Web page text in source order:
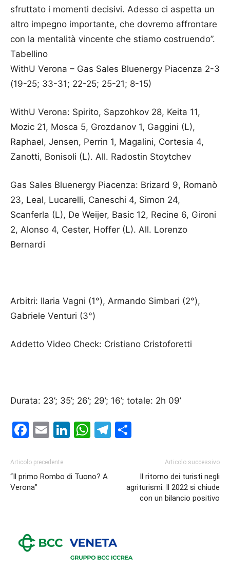
sfruttato i momenti decisivi. Adesso ci aspetta un
altro impegno importante, che dovremo affrontare
con la mentalità vincente che stiamo costruendo”.
Tabellino
WithU Verona – Gas Sales Bluenergy Piacenza 2-3
(19-25; 33-31; 22-25; 25-21; 8-15)
WithU Verona: Spirito, Sapzohkov 28, Keita 11,
Mozic 21, Mosca 5, Grozdanov 1, Gaggini (L),
Raphael, Jensen, Perrin 1, Magalini, Cortesia 4,
Zanotti, Bonisoli (L). All. Radostin Stoytchev
Gas Sales Bluenergy Piacenza: Brizard 9, Romanò
23, Leal, Lucarelli, Caneschi 4, Simon 24,
Scanferla (L), De Weijer, Basic 12, Recine 6, Gironi
2, Alonso 4, Cester, Hoffer (L). All. Lorenzo
Bernardi
Arbitri: Ilaria Vagni (1°), Armando Simbari (2°),
Gabriele Venturi (3°)
Addetto Video Check: Cristiano Cristoforetti
Durata: 23’; 35’; 26’; 29’; 16’; totale: 2h 09’
Facebook
EmailLinkedIn
WhatsApp
Telegram
Articolo precedente
“Il primo Rombo di Tuono? A
Verona”
Articolo successivo
Il ritorno dei turisti negli
agriturismi. Il 2022 si chiude
con un bilancio positivo